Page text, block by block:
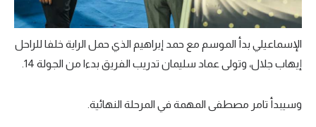
الإسماعيلي بدأ الموسم مع حمد إبراهيم الذي حمل الراية خلفا للراحل
إيهاب جلال، وتولى عماد سليمان تدريب الفريق بدءا من الجولة 14.
وسيبدأ تامر مصطفى المهمة في المرحلة النهائية.